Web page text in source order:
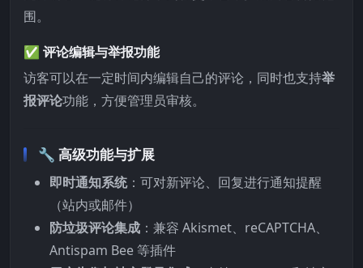
围。
✅ 评论编辑与举报功能
访客可以在一定时间内编辑自己的评论，同时也支持举
报评论功能，方便管理员审核。
🔧 高级功能与扩展
即时通知系统：可对新评论、回复进行通知提醒
（站内或邮件）
防垃圾评论集成 ：兼容 Akismet、reCAPTCHA、
Antispam Bee 等插件